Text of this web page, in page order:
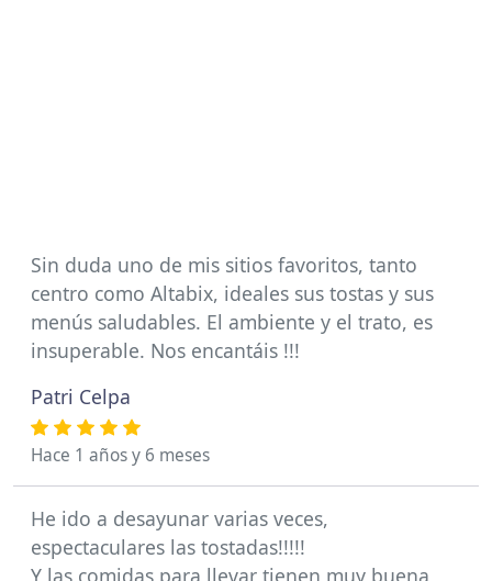
Sin duda uno de mis sitios favoritos, tanto
centro como Altabix, ideales sus tostas y sus
menús saludables. El ambiente y el trato, es
insuperable. Nos encantáis !!!
Patri Celpa
Hace 1 años y 6 meses
He ido a desayunar varias veces,
espectaculares las tostadas!!!!!
Y las comidas para llevar tienen muy buena